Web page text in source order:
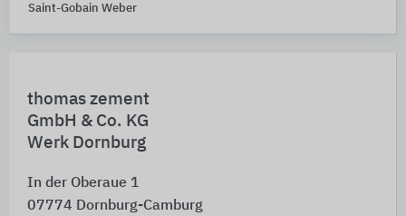
thomas zement
GmbH & Co. KG
Werk Dornburg
In der Oberaue 1
07774 Dornburg-Camburg
Saint-Gobain Weber